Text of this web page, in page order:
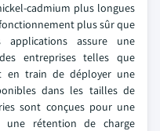
cadmium plus longues
plus sûr que
assure une
entreprises telles que
en train de déployer une
dans les tailles de
sont conçues pour une
une rétention de charge